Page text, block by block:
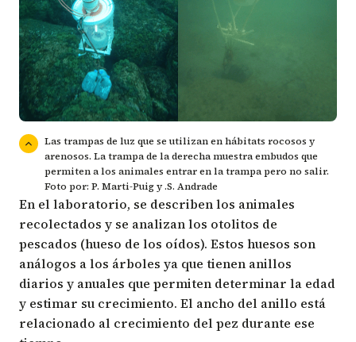
Las trampas de luz que se utilizan en hábitats rocosos y
arenosos. La trampa de la derecha muestra embudos que
permiten a los animales entrar en la trampa pero no salir.
Foto por: P. Marti-Puig y .S. Andrade
En el laboratorio, se describen los animales
recolectados y se analizan los otolitos de
pescados (hueso de los oídos). Estos huesos son
análogos a los árboles ya que tienen anillos
diarios y anuales que permiten determinar la edad
y estimar su crecimiento. El ancho del anillo está
relacionado al crecimiento del pez durante ese